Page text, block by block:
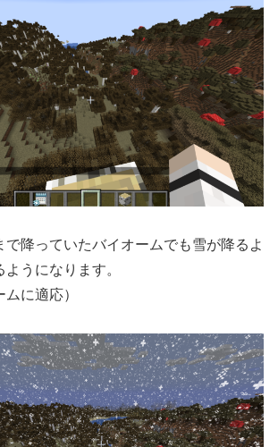
で降っていたバイオームでも雪が降るよ
うになります。
ムに適応）